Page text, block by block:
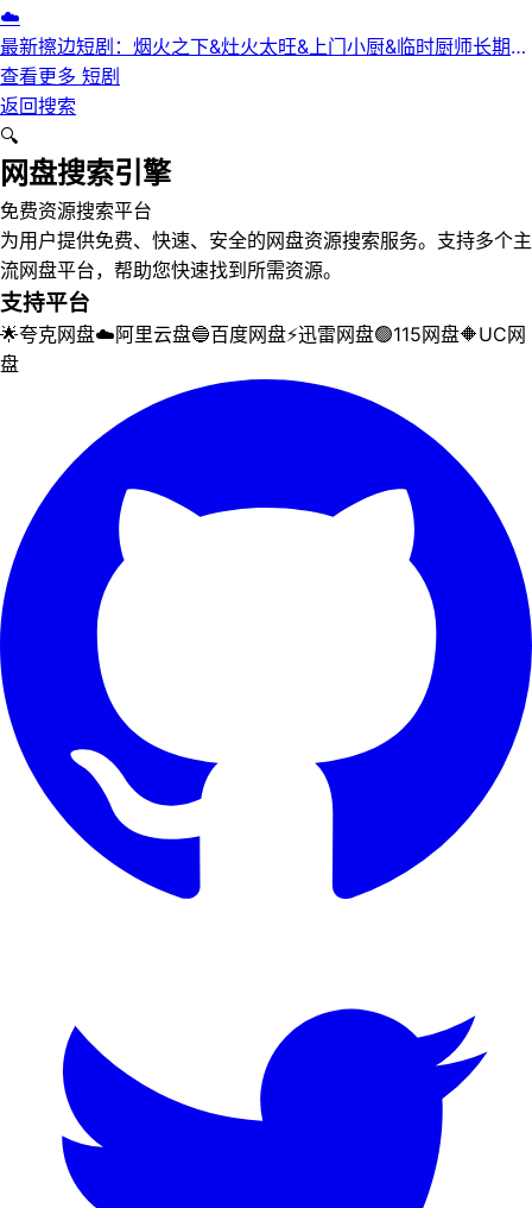
服&黑夜欲牢（完整版）最新擦边短剧
☁️
最新擦边短剧：烟火之下&灶火太旺&上门小厨&临时厨师长期关
系&锅边失守（完整版）
查看更多 短剧
返回搜索
🔍
网盘搜索引擎
免费资源搜索平台
为用户提供免费、快速、安全的网盘资源搜索服务。支持多个主
流网盘平台，帮助您快速找到所需资源。
支持平台
🌟夸克网盘☁️阿里云盘🔵百度网盘⚡迅雷网盘🟢115网盘🔶UC网
盘